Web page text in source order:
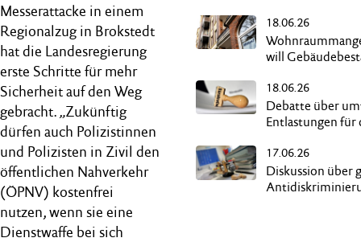
Messerattacke in einem
Regionalzug in Brokstedt
hat die Landesregierung
erste Schritte für mehr
Sicherheit auf den Weg
gebracht. „Zukünftig
dürfen auch Polizistinnen
und Polizisten in Zivil den
öffentlichen Nahverkehr
(ÖPNV) kostenfrei
nutzen, wenn sie eine
Dienstwaffe bei sich
18.06.26
will
18.06.26
Debatte über
Entlastungen für
17.06.26
Diskussion über